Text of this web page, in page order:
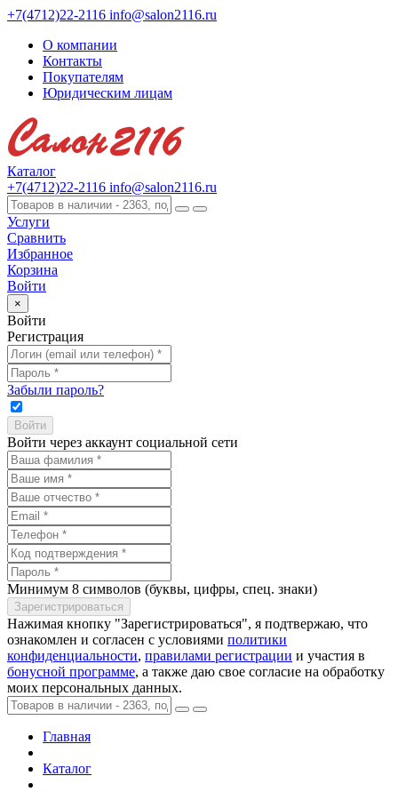
+7(4712)22-2116 info@salon2116.ru
О компании
Контакты
Покупателям
Юридическим лицам
Каталог
+7(4712)22-2116 info@salon2116.ru
Услуги
Сравнить
Избранное
Корзина
Войти
×
Войти
Регистрация
Забыли пароль?
Войти через аккаунт социальной сети
Минимум 8 символов (буквы, цифры, спец. знаки)
Нажимая кнопку "Зарегистрироваться", я подтвержаю, что
ознакомлен и согласен с условиями политики
конфиденциальности, правилами регистрации и участия в
бонусной программе, а также даю свое согласие на обработку
моих персональных данных.
Главная
Каталог